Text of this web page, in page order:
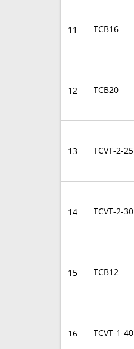
11 TCB16
12 TCB20
13 TCVT-2-25
14 TCVT-2-30
15 TCB12
16 TCVT-1-40